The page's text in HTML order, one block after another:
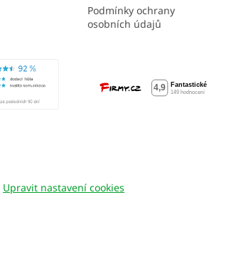
Podmínky ochrany
osobních údajů
Upravit nastavení cookies